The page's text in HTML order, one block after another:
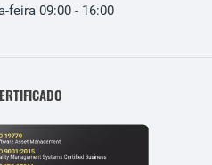
feira 09:00 - 16:00